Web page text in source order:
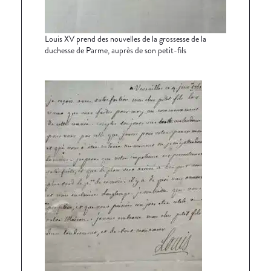
Louis XV prend des nouvelles de la grossesse de la
duchesse de Parme, auprès de son petit-fils